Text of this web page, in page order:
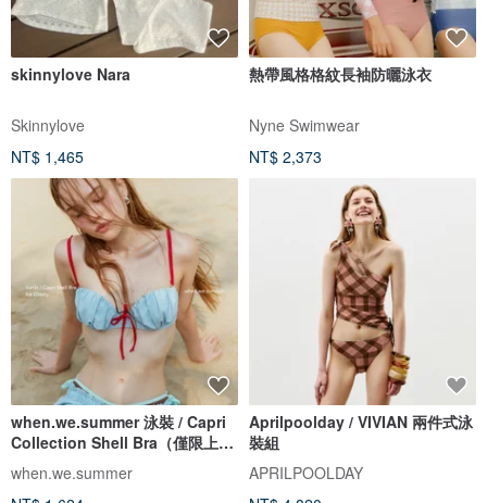
skinnylove Nara
Skinnylove
NT$ 1,465
熱帶風格格紋長袖防曬泳衣
Nyne Swimwear
NT$ 2,373
when.we.summer 泳裝 / Capri
Collection Shell Bra（僅限上
衣）
when.we.summer
Aprilpoolday / VIVIAN 兩件式泳
裝組
APRILPOOLDAY